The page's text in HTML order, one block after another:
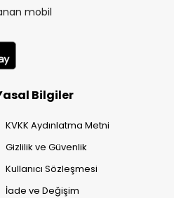
mobil
Bilgiler
KVKK Aydınlatma Metni
Gizlilik ve Güvenlik
Kullanıcı Sözleşmesi
İade ve Değişim